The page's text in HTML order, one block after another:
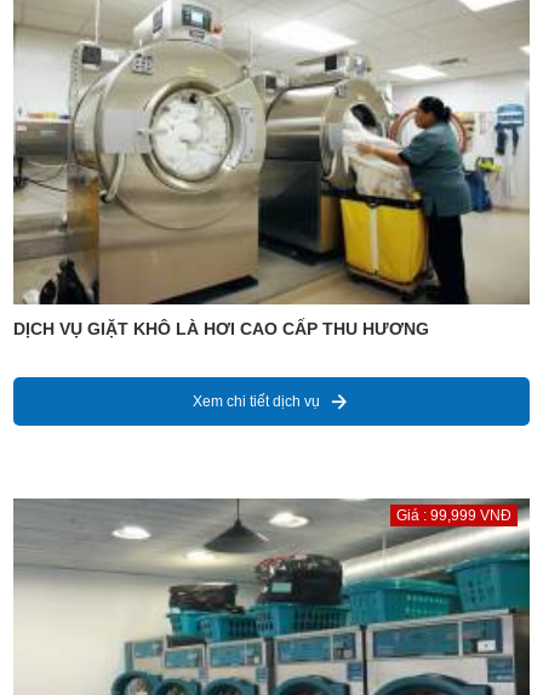
DỊCH VỤ GIẶT KHÔ LÀ HƠI CAO CẤP THU HƯƠNG
Xem chi tiết dịch vụ
Giá : 99,999 VNĐ